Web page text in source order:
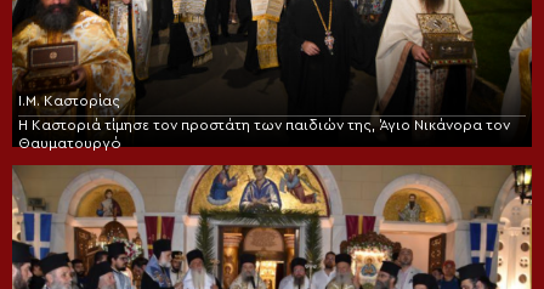
Ι.Μ. Καστορίας
Η Καστοριά τίμησε τον προστάτη των παιδιών της, Άγιο Νικάνορα τον
Θαυματουργό